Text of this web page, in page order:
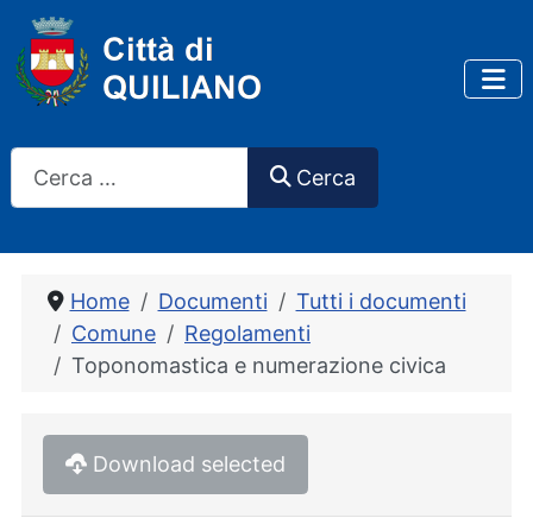
Cerca
Home Documenti
Tutti i documenti
Comune
Regolamenti
Toponomastica e numerazione civica
Download selected